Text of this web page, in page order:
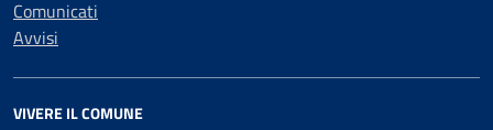
Comunicati
Avvisi
VIVERE IL COMUNE